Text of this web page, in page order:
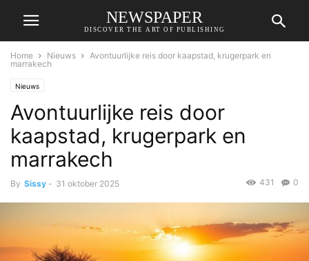
NEWSPAPER
DISCOVER THE ART OF PUBLISHING
Home Nieuws
Avontuurlijke reis door kaapstad, krugerpark en
marrakech
Nieuws
Avontuurlijke reis door
kaapstad, krugerpark en
marrakech
By Sissy - 31 oktober 2025 0
431